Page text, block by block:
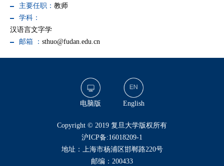
主要任职： 教师
学科：
汉语言文字学
邮箱 ： sthuo@fudan.edu.cn
电脑版 English
​Copyright © 2019 复旦大学版权所有
沪ICP备:16018209-1
地址：上海市杨浦区邯郸路220号
邮编：200433